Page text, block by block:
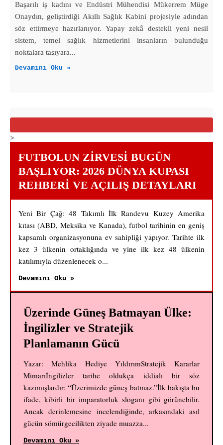
Başarılı iş kadını ve Endüstri Mühendisi Mükerrem Müge
Onaydın, geliştirdiği Akıllı Sağlık Kabini projesiyle adından
söz ettirmeye hazırlanıyor. Yapay zekâ destekli yeni nesil
sistem, temel sağlık hizmetlerini insanların bulunduğu
noktalara taşıyara...
Devamını Oku »
>
FUTBOLUN ZIRVESI BUGÜN
BAŞLIYOR: 2026 DÜNYA KUPASI
REHBERI VE AÇILIŞ DETAYLARI
Yeni Bir Çağ: 48 Takımlı İlk Randevu Kuzey Amerika
kıtası (ABD, Meksika ve Kanada), futbol tarihinin en geniş
kapsamlı organizasyonuna ev sahipliği yapıyor. Tarihte ilk
kez 3 ülkenin ortaklığında ve yine ilk kez 48 ülkenin
katılımıyla düzenlenecek o...
Devamını Oku »
Üzerinde Güneş Batmayan Ülke:
İngilizler ve Stratejik
Planlamanın Gücü
Yazar: Mehlika Hediye YıldırımStratejik Kararlar
Mimarıİngilizler tarihe oldukça iddialı bir söz
kazımışlardır: “Üzerimizde güneş batmaz.”İlk bakışta bu
ifade, kibirli bir imparatorluk sloganı gibi görünebilir.
Ancak derinlemesine incelendiğinde, arkasındaki asıl
gücün sömürgecilikten ziyade muazza...
Devamını Oku »